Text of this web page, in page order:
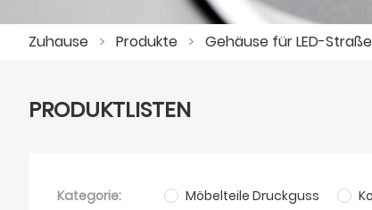
Zuhause > Produkte > Gehäuse für LED-
PRODUKTLISTEN
Kategorie: Möbelteile Druckguss